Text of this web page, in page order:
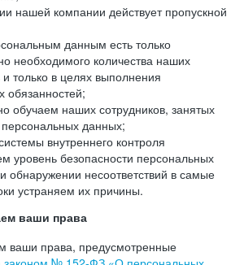
нашей компании действует пропускной
данным есть только
необходимого количества наших
и только в целях выполнения
обязанностей;
обучаем наших сотрудников, занятых
персональных данных;
внутреннего контроля
уровень безопасности персональных
обнаружении несоответствий в самые
устраняем их причины.
ваши права
ваши права, предусмотренные